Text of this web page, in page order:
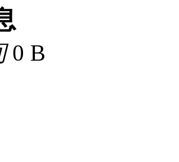
0 B